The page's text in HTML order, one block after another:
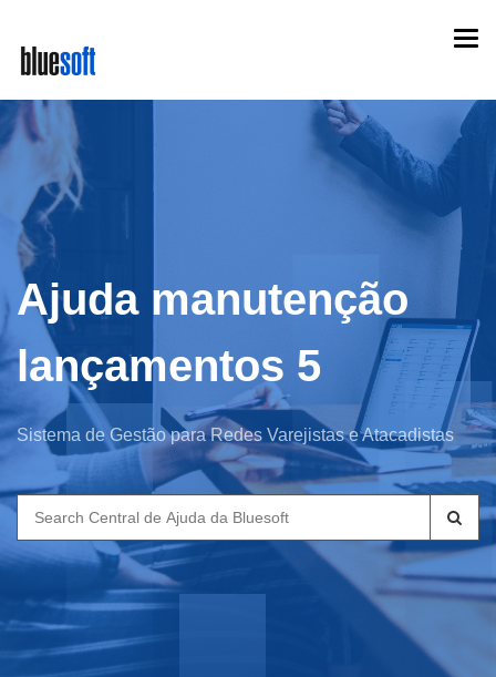
main
content
Ajuda manutenção
lançamentos 5
Sistema de Gestão para Redes Varejistas e Atacadistas
Search
for: